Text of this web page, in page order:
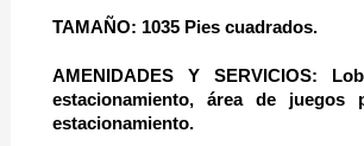
TAMAÑO: 1035 Pies cuadrados.
AMENIDADES Y SERVICIOS:
estacionamiento, área de
estacionamiento.